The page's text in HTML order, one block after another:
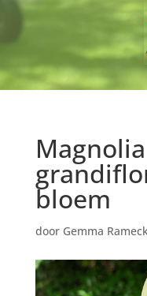
Magnolia
bloem
door Gemma